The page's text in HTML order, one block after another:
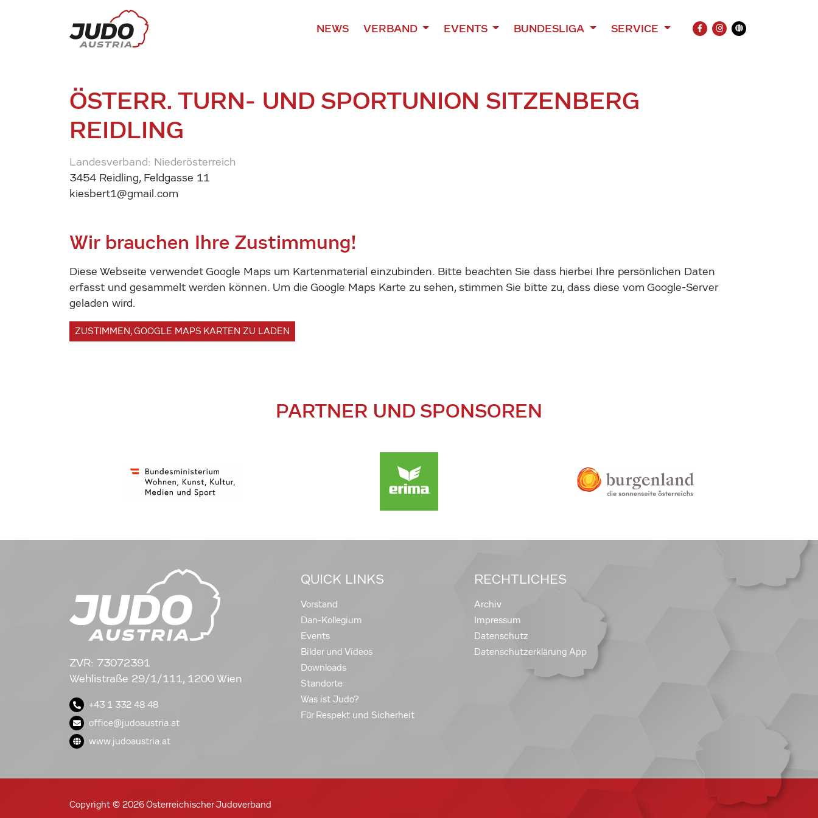
NEWS VERBAND EVENTS BUNDESLIGA SERVICE
FACEBOOK
INSTAGRAM
Übersetzung
ÖSTERR. TURN- UND SPORTUNION SITZENBERG
REIDLING
Landesverband: Niederösterreich
3454 Reidling, Feldgasse 11
kiesbert1@gmail.com
Wir brauchen Ihre Zustimmung!
Diese Webseite verwendet Google Maps um Kartenmaterial einzubinden. Bitte beachten Sie dass hierbei Ihre persönlichen Daten
erfasst und gesammelt werden können. Um die Google Maps Karte zu sehen, stimmen Sie bitte zu, dass diese vom Google-Server
geladen wird.
ZUSTIMMEN, GOOGLE MAPS KARTEN ZU LADEN
PARTNER UND SPONSOREN
ZVR: 73072391
Wehlistraße 29/1/111, 1200 Wien
+43 1 332 48 48
office@judoaustria.at
www.judoaustria.at
QUICK LINKS
Vorstand
Dan-Kollegium
Events
Bilder und Videos
Downloads
Standorte
Was ist Judo?
Für Respekt und Sicherheit
RECHTLICHES
Archiv
Impressum
Datenschutz
Datenschutzerklärung App
Copyright © 2026 Österreichischer Judoverband